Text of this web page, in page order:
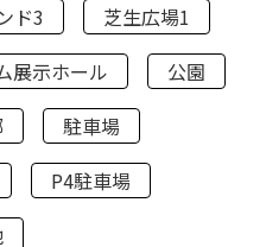
ド3
芝生広場1
展示ホール
公園
駐車場
P4駐車場